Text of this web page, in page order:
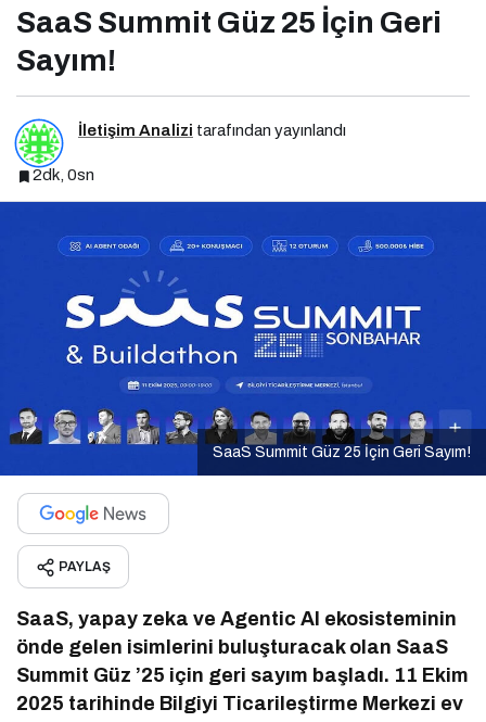
SaaS Summit Güz 25 İçin Geri
Sayım!
İletişim Analizi tarafından yayınlandı
2dk, 0sn
SaaS Summit Güz 25 İçin Geri Sayım!
PAYLAŞ
SaaS, yapay zeka ve Agentic AI ekosisteminin
önde gelen isimlerini buluşturacak olan SaaS
Summit Güz ’25 için geri sayım başladı. 11 Ekim
2025 tarihinde Bilgiyi Ticarileştirme Merkezi ev